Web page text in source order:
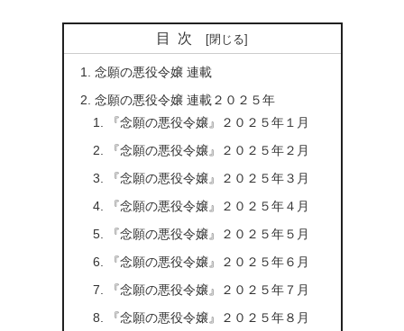
目次
念願の悪役令嬢 連載
念願の悪役令嬢 連載２０２５年
『念願の悪役令嬢』２０２５年１月
『念願の悪役令嬢』２０２５年２月
『念願の悪役令嬢』２０２５年３月
『念願の悪役令嬢』２０２５年４月
『念願の悪役令嬢』２０２５年５月
『念願の悪役令嬢』２０２５年６月
『念願の悪役令嬢』２０２５年７月
『念願の悪役令嬢』２０２５年８月